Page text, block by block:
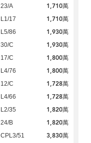
23/A 1,710萬
L1/17 1,710萬
L5/86 1,930萬
30/C 1,930萬
17/C 1,800萬
L4/76 1,800萬
12/C 1,728萬
L4/66 1,728萬
L2/35 1,820萬
24/B 1,820萬
CPL3/51 3,830萬